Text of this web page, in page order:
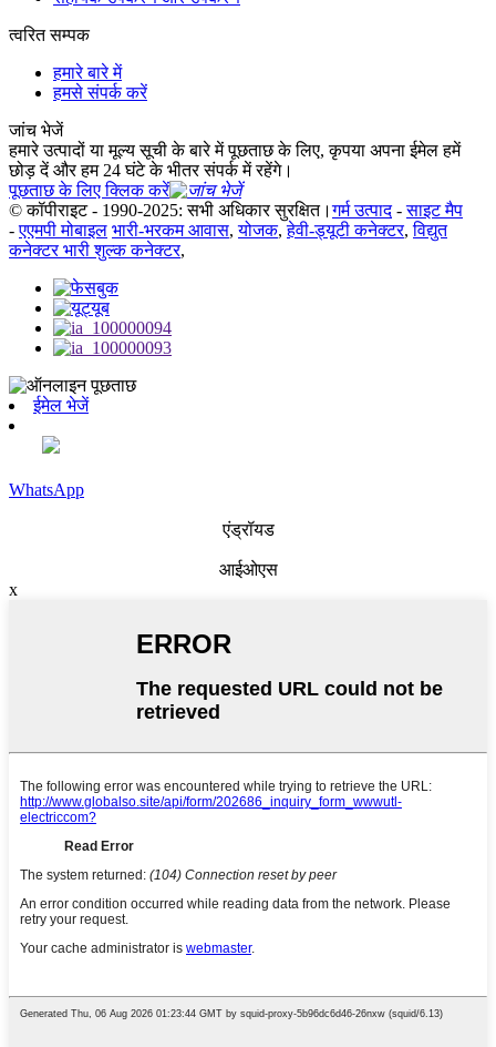
त्वरित सम्पक
हमारे बारे में
हमसे संपर्क करें
जांच भेजें
हमारे उत्पादों या मूल्य सूची के बारे में पूछताछ के लिए, कृपया अपना ईमेल हमें
छोड़ दें और हम 24 घंटे के भीतर संपर्क में रहेंगे।
पूछताछ के लिए क्लिक करें
© कॉपीराइट - 1990-2025: सभी अधिकार सुरक्षित।गर्म उत्पाद-साइट मैप
-एएमपी मोबाइल भारी-भरकम आवास,योजक,हेवी-ड्यूटी कनेक्टर,विद्युत
कनेक्टर भारी शुल्क कनेक्टर,
ईमेल भेजें
WhatsApp
एंड्रॉयड
आईओएस
x